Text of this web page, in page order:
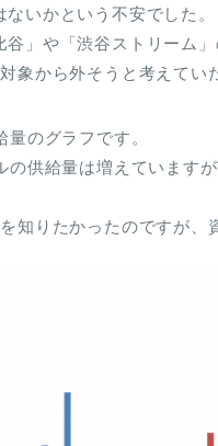
いかという不安でした。
」や「渋谷ストリーム
象から外そうと考えてい
のグラフです。
供給量は増えています
知りたかったのですが、